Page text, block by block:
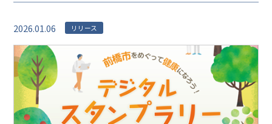
2026.01.06 リリース